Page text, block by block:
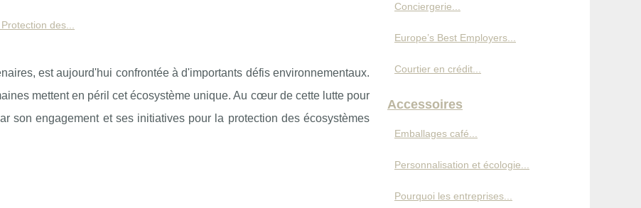
des...
est aujourd'hui confrontée à d'importants défis environnementaux.
mettent en péril cet écosystème unique. Au cœur de cette lutte pour
son engagement et ses initiatives pour la protection des écosystèmes
Conciergerie...
Europe’s Best Employers...
Courtier en crédit...
Accessoires
Emballages café...
Personnalisation et écologie...
Pourquoi les entreprises...